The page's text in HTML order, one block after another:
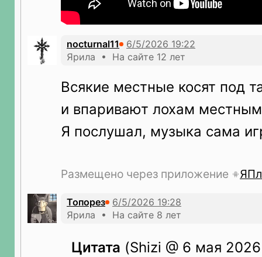
nocturnal11
Ярила • На сайте 12 лет
Всякие местные косят под
и впаривают лохам
Я послушал, музыка сама
Размещено через приложение
Топорез
Ярила • На сайте 8 лет
Цитата (Shizi @ 6 мая